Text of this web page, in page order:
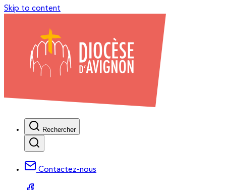
Skip to content
Rechercher
Contactez-nous